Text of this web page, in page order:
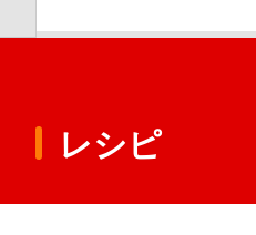
レシピ